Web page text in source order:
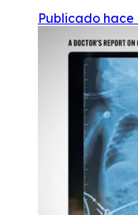
Publicado hace